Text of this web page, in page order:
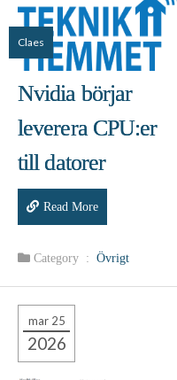
Claes
Nvidia börjar
leverera CPU:er
till datorer
Read More
Category : Övrigt
mar 25
2026